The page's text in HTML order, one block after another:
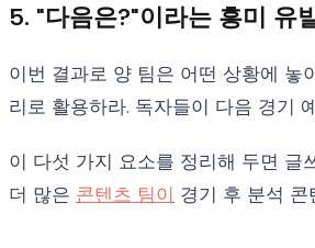
5. "다음은?"이라는 흥미 유
이번 결과로 양 팀은 어떤 상황에 놓
리로 활용하라. 독자들이 다음 경기
이 다섯 가지 요소를 정리해 두면 글
더 많은 콘텐츠 팀이 경기 후 분석 콘